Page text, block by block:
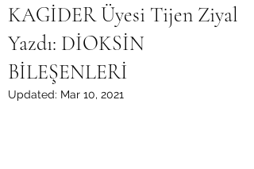
KAGİDER Üyesi Tijen Ziyal
Yazdı: DİOKSİN
BİLEŞENLERİ
Updated: Mar 10, 2021